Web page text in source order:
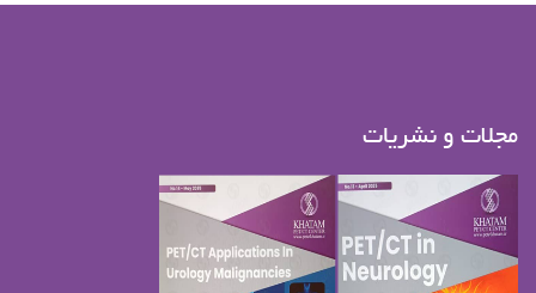
مجلات و نشریات